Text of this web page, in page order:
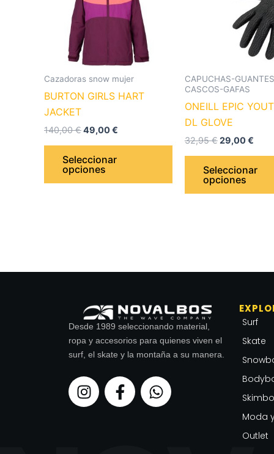
Cazadoras snow mujer
BURTON GIRLS HART
JACKET
140,00€49,00€
Seleccionar
opciones
elegir
página
producto
CAPUCHAS-
CASCOS-GAFAS
ONEILL EPIC
DL GLOVE
32,95€29,00€
Seleccionar
opciones
Desde 1989 seleccionando material,
ropa y accesorios para quienes viven el
surf, el skate y la montaña a su manera.
I
n
s
F
a
c
W
h
a
Surf
Skate
Moda
Outlet